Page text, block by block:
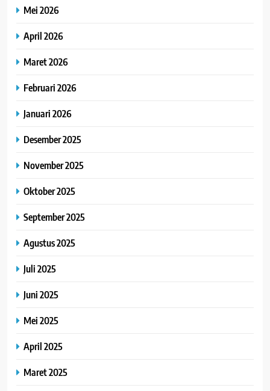
Mei 2026
April 2026
Maret 2026
Februari 2026
Januari 2026
Desember 2025
November 2025
Oktober 2025
September 2025
Agustus 2025
Juli 2025
Juni 2025
Mei 2025
April 2025
Maret 2025